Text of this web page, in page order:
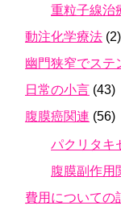
重粒子線治
動注化学療法 (2)
幽門狭窄でステ
日常の小言 (43)
腹膜癌関連 (56)
パクリタキ
腹膜副作用
費用についての